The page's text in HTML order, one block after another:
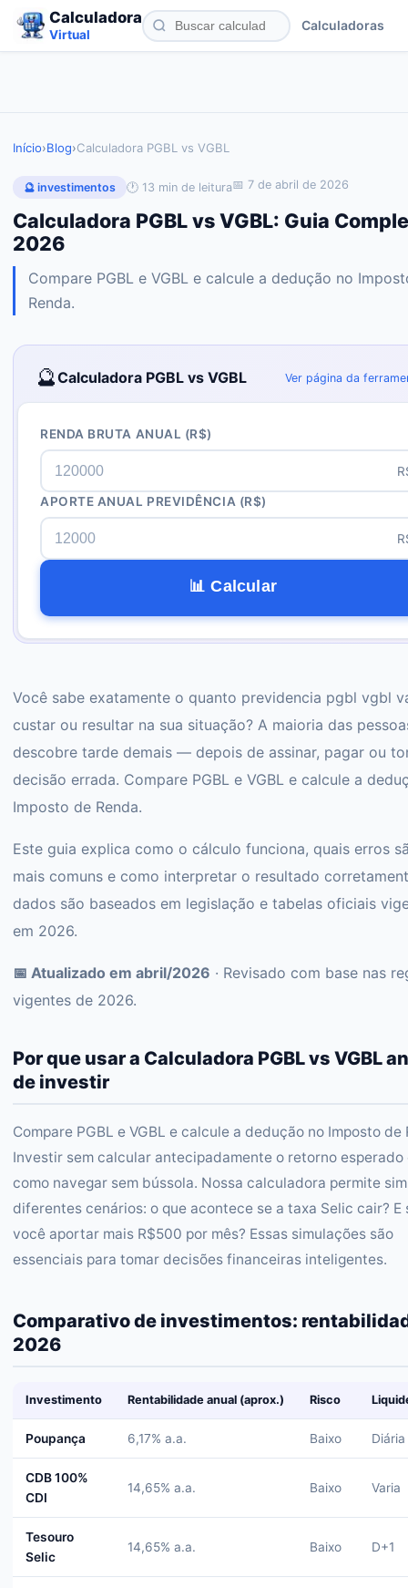
Calculadora
Virtual
Calculadoras
Início›Blog›Calculadora PGBL vs VGBL
🔮 investimentos 🕐 13 min de leitura📅 7 de abril de 2026
Calculadora PGBL vs VGBL: Guia
2026
Compare PGBL e VGBL e calcule a dedução no
Renda.
🔮Calculadora PGBL vs VGBL Ver página da
RENDA BRUTA ANUAL (R$)
APORTE ANUAL PREVIDÊNCIA (R$)
📊 Calcular
Você sabe exatamente o quanto previdencia pgbl vgbl
custar ou resultar na sua situação? A maioria das
descobre tarde demais — depois de assinar, pagar ou
decisão errada. Compare PGBL e VGBL e calcule a
Imposto de Renda.
Este guia explica como o cálculo funciona, quais erros
mais comuns e como interpretar o resultado
dados são baseados em legislação e tabelas oficiais
em 2026.
📅 Atualizado em abril/2026 · Revisado com base nas
vigentes de 2026.
Por que usar a Calculadora PGBL vs VGBL
de investir
Compare PGBL e VGBL e calcule a dedução no Imposto de
Investir sem calcular antecipadamente o retorno esperado
como navegar sem bússola. Nossa calculadora permite
diferentes cenários: o que acontece se a taxa Selic cair? E
você aportar mais R$500 por mês? Essas simulações são
essenciais para tomar decisões financeiras inteligentes.
Comparativo de investimentos:
2026
Investimento Rentabilidade anual (aprox.) Risco
Poupança 6,17% a.a. Baixo Diária
CDB 100%
CDI
14,65% a.a. Baixo Varia
Tesouro
Selic
14,65% a.a. Baixo D+1